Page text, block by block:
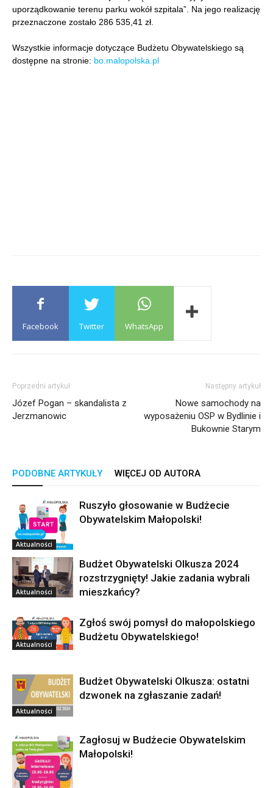
uporządkowanie terenu parku wokół szpitala”. Na jego realizację
przeznaczone zostało 286 535,41 zł.
Wszystkie informacje dotyczące Budżetu Obywatelskiego są
dostępne na stronie: bo.malopolska.pl
Facebook Twitter WhatsApp
Poprzedni artykuł
Józef Pogan – skandalista z
Jerzmanowic
Następny artykuł
Nowe samochody na
wyposażeniu OSP w Bydlinie i
Bukownie Starym
PODOBNE ARTYKUŁY WIĘCEJ OD AUTORA
Aktualności
Ruszyło głosowanie w Budżecie
Obywatelskim Małopolski!
Aktualności
Budżet Obywatelski Olkusza 2024
rozstrzygnięty! Jakie zadania wybrali
mieszkańcy?
Aktualności
Zgłoś swój pomysł do małopolskiego
Budżetu Obywatelskiego!
Aktualności
Budżet Obywatelski Olkusza: ostatni
dzwonek na zgłaszanie zadań!
Zagłosuj w Budżecie Obywatelskim
Małopolski!